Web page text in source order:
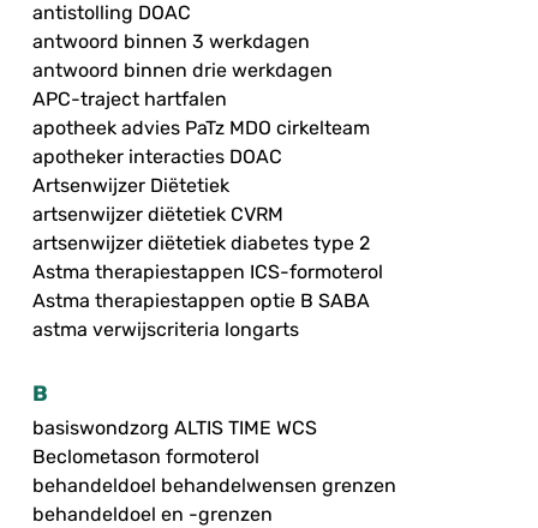
antistolling DOAC
antwoord binnen 3 werkdagen
antwoord binnen drie werkdagen
APC-traject hartfalen
apotheek advies PaTz MDO cirkelteam
apotheker interacties DOAC
Artsenwijzer Diëtetiek
artsenwijzer diëtetiek CVRM
artsenwijzer diëtetiek diabetes type 2
Astma therapiestappen ICS-formoterol
Astma therapiestappen optie B SABA
astma verwijscriteria longarts
B
basiswondzorg ALTIS TIME WCS
Beclometason formoterol
behandeldoel behandelwensen grenzen
behandeldoel en -grenzen